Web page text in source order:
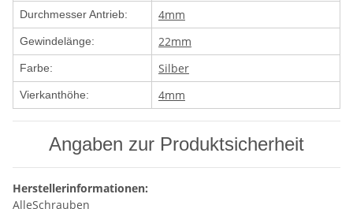
Durchmesser Antrieb: 4mm
Gewindelänge: 22mm
Farbe: Silber
Vierkanthöhe: 4mm
Angaben zur Produktsicherheit
Herstellerinformationen:
AlleSchrauben